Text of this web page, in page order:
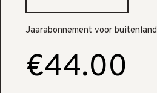
Jaarabonnement voor buitenland
€44.00